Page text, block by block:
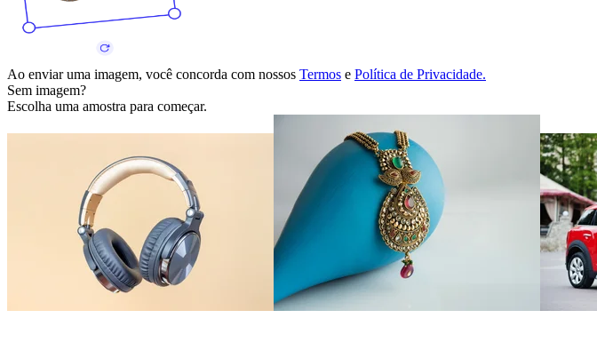
Ao enviar uma imagem, você concorda com nossos Termos e Política de Privacidade.
Sem imagem?
Escolha uma amostra para começar.